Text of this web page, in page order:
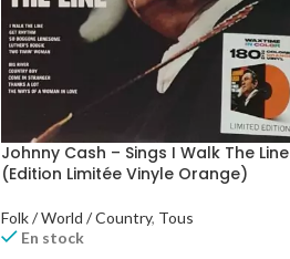
Johnny Cash – Sings I Walk The Line
(Edition Limitée Vinyle Orange)
Folk / World / Country, Tous
En stock